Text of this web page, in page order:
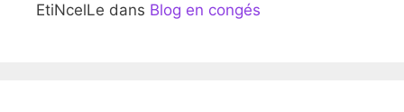
EtiNcelLe dans Blog en congés